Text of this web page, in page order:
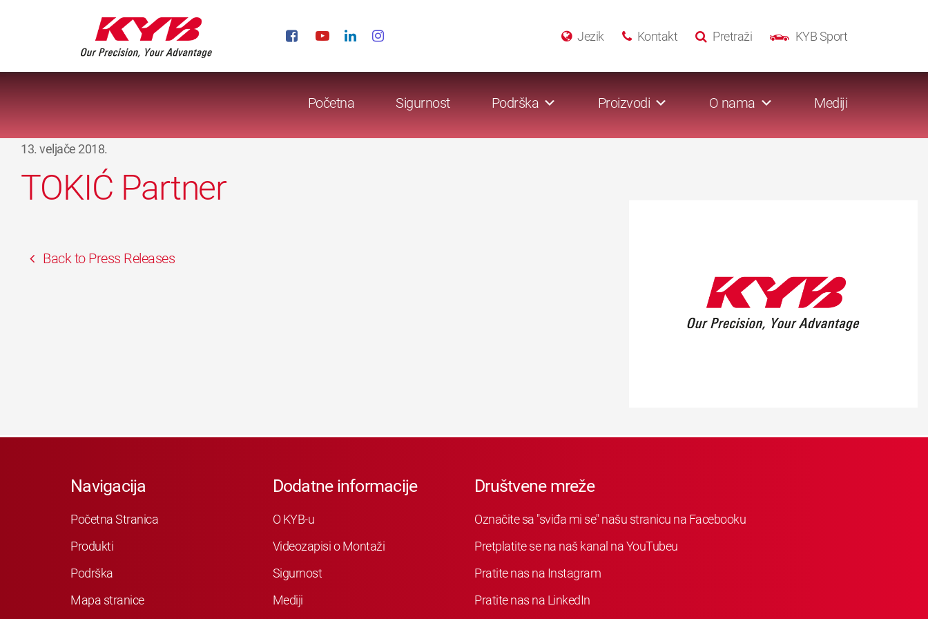
KYB Sport
Pretraži
Kontakt
Jezik
Početna Sigurnost Podrška Proizvodi O nama Mediji
13. veljače 2018.
TOKIĆ Partner
Back to Press Releases
Navigacija
Početna Stranica
Produkti
Podrška
Mapa stranice
Dodatne informacije
O KYB-u
Videozapisi o Montaži
Sigurnost
Mediji
Društvene mreže
Označite sa "sviđa mi se" našu stranicu na Facebooku
Pretplatite se na naš kanal na YouTubeu
Pratite nas na Instagram
Pratite nas na LinkedIn